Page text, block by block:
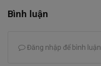
Bình luận
Đăng nhập để bình luận